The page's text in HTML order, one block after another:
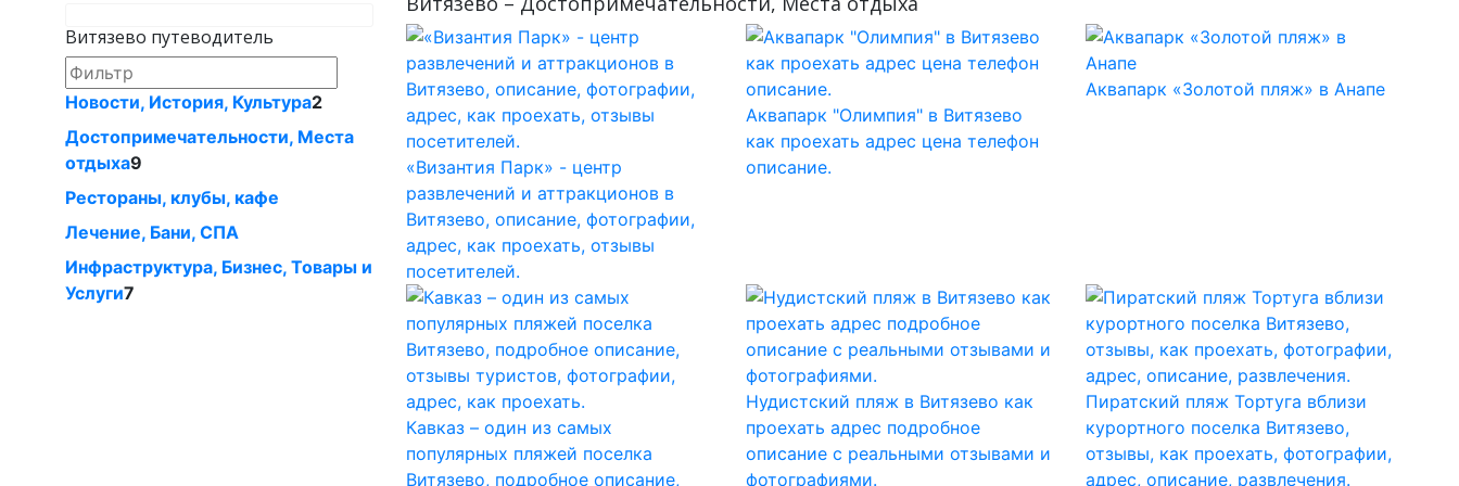
Витязево путеводитель
Новости, История, Культура2
Достопримечательности, Места
отдыха9
Рестораны, клубы, кафе
Лечение, Бани, СПА
Инфраструктура, Бизнес, Товары и
Услуги7
«Византия Парк» - центр
развлечений и аттракционов в
Витязево, описание, фотографии,
адрес, как проехать, отзывы
посетителей.
Аквапарк "Олимпия" в Витязево
как проехать адрес цена телефон
описание.
Аквапарк «Золотой пляж» в Анапе
Кавказ – один из самых
популярных пляжей поселка
Витязево, подробное описание,
Нудистский пляж в Витязево как
проехать адрес подробное
описание с реальными отзывами и
фотографиями.
Пиратский пляж Тортуга вблизи
курортного поселка Витязево,
отзывы, как проехать, фотографии,
адрес, описание, развлечения.